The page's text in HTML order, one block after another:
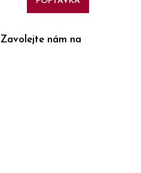
Zavolejte nám na